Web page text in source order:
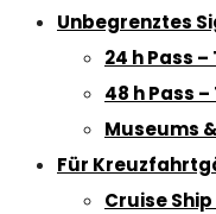
Unbegrenztes
24 h Pass
48 h Pass
Museums
Für
Cruise